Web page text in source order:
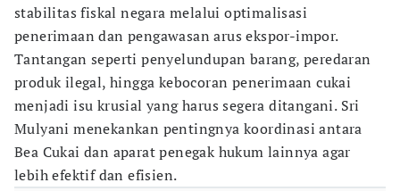
stabilitas fiskal negara melalui optimalisasi
penerimaan dan pengawasan arus ekspor-impor.
Tantangan seperti penyelundupan barang, peredaran
produk ilegal, hingga kebocoran penerimaan cukai
menjadi isu krusial yang harus segera ditangani. Sri
Mulyani menekankan pentingnya koordinasi antara
Bea Cukai dan aparat penegak hukum lainnya agar
lebih efektif dan efisien.